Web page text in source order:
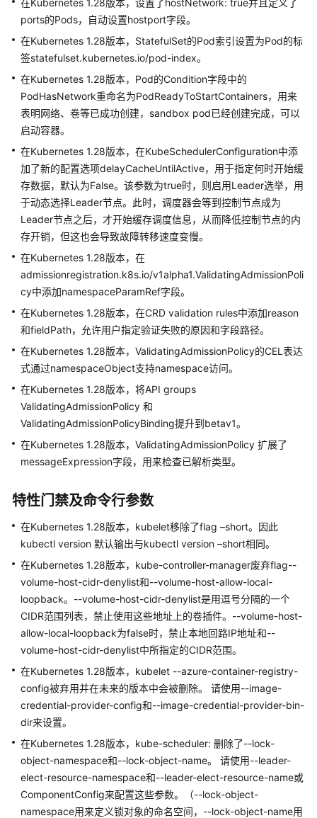
档
下
载
通
用
参
考
产
品
术
语
责
任
共
担
云
服
务
等
级
协
议
（SLA）
白
书
源
支
持
域
系
统
权
限
在Kubernetes 1.28版本，设置了hostNetwork: true并且定义了
ports的Pods，自动设置hostport字段。
在Kubernetes 1.28版本，StatefulSet的Pod索引设置为Pod的标
签statefulset.kubernetes.io/pod-index。
在Kubernetes 1.28版本，Pod的Condition字段中的
PodHasNetwork重命名为PodReadyToStartContainers，用来
表明网络、卷等已成功创建，sandbox pod已经创建完成，可以
启动容器。
在Kubernetes 1.28版本，在KubeSchedulerConfiguration中添
加了新的配置选项delayCacheUntilActive，用于指定何时开始缓
存数据，默认为False。该参数为true时，则启用Leader选举，用
于动态选择Leader节点。此时，调度器会等到控制节点成为
Leader节点之后，才开始缓存调度信息，从而降低控制节点的内
存开销，但这也会导致故障转移速度变慢。
在Kubernetes 1.28版本，在
admissionregistration.k8s.io/v1alpha1.ValidatingAdmissionPoli
cy中添加namespaceParamRef字段。
在Kubernetes 1.28版本，在CRD validation rules中添加reason
和fieldPath，允许用户指定验证失败的原因和字段路径。
在Kubernetes 1.28版本，ValidatingAdmissionPolicy的CEL表达
式通过namespaceObject支持namespace访问。
在Kubernetes 1.28版本，将API groups
ValidatingAdmissionPolicy 和
ValidatingAdmissionPolicyBinding提升到betav1。
在Kubernetes 1.28版本，ValidatingAdmissionPolicy 扩展了
messageExpression字段，用来检查已解析类型。
特性门禁及命令行参数
在Kubernetes 1.28版本，kubelet移除了flag –short。因此
kubectl version 默认输出与kubectl version –short相同。
在Kubernetes 1.28版本，kube-controller-manager废弃flag--
volume-host-cidr-denylist和--volume-host-allow-local-
loopback。--volume-host-cidr-denylist是用逗号分隔的一个
CIDR范围列表，禁止使用这些地址上的卷插件。--volume-host-
allow-local-loopback为false时，禁止本地回路IP地址和--
volume-host-cidr-denylist中所指定的CIDR范围。
在Kubernetes 1.28版本，kubelet --azure-container-registry-
config被弃用并在未来的版本中会被删除。 请使用--image-
credential-provider-config和--image-credential-provider-bin-
dir来设置。
在Kubernetes 1.28版本，kube-scheduler: 删除了--lock-
object-namespace和--lock-object-name。 请使用--leader-
elect-resource-namespace和--leader-elect-resource-name或
ComponentConfig来配置这些参数。（--lock-object-
namespace用来定义锁对象的命名空间，--lock-object-name用